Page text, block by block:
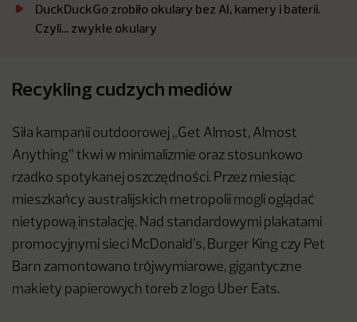
DuckDuckGo zrobiło okulary bez AI, kamery i baterii.
Czyli… zwykłe okulary
Recykling cudzych mediów
Siła kampanii outdoorowej „Get Almost, Almost
Anything” tkwi w minimalizmie oraz stosunkowo
rzadko spotykanej oszczędności. Przez miesiąc
mieszkańcy australijskich metropolii mogli oglądać
nietypową instalację. Nad standardowymi plakatami
promocyjnymi sieci McDonald’s, Burger King czy Pet
Barn zamontowano trójwymiarowe, gigantyczne
makiety papierowych toreb z logo Uber Eats.